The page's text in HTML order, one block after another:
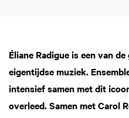
Éliane Radigue is een van
eigentijdse muziek.
intensief samen met dit
overleed. Samen met Carol